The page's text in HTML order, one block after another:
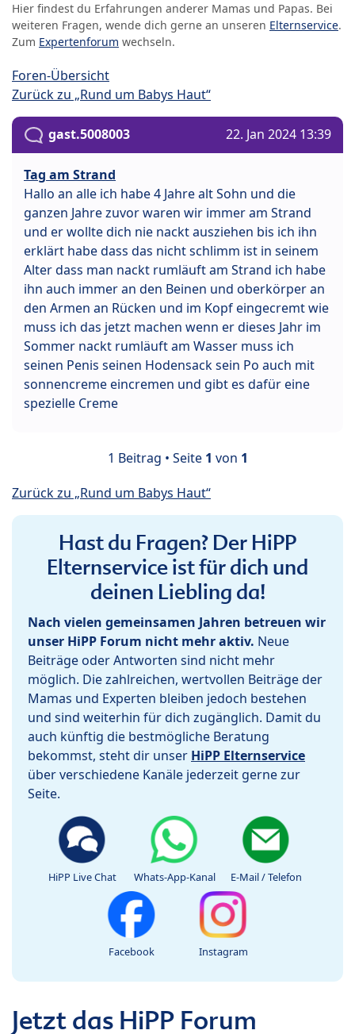
Hier findest du Erfahrungen anderer Mamas und Papas. Bei
weiteren Fragen, wende dich gerne an unseren Elternservice.
Zum Expertenforum wechseln.
Foren-Übersicht
Zurück zu „Rund um Babys Haut“
gast.5008003 22. Jan 2024 13:39
Tag am Strand
Hallo an alle ich habe 4 Jahre alt Sohn und die
ganzen Jahre zuvor waren wir immer am Strand
und er wollte dich nie nackt ausziehen bis ich ihn
erklärt habe dass das nicht schlimm ist in seinem
Alter dass man nackt rumläuft am Strand ich habe
ihn auch immer an den Beinen und oberkörper an
den Armen an Rücken und im Kopf eingecremt wie
muss ich das jetzt machen wenn er dieses Jahr im
Sommer nackt rumläuft am Wasser muss ich
seinen Penis seinen Hodensack sein Po auch mit
sonnencreme eincremen und gibt es dafür eine
spezielle Creme
1 Beitrag • Seite 1 von 1
Zurück zu „Rund um Babys Haut“
Hast du Fragen? Der HiPP
Elternservice ist für dich und
deinen Liebling da!
Nach vielen gemeinsamen Jahren betreuen wir
unser HiPP Forum nicht mehr aktiv. Neue
Beiträge oder Antworten sind nicht mehr
möglich. Die zahlreichen, wertvollen Beiträge der
Mamas und Experten bleiben jedoch bestehen
und sind weiterhin für dich zugänglich. Damit du
auch künftig die bestmögliche Beratung
bekommst, steht dir unser HiPP Elternservice
über verschiedene Kanäle jederzeit gerne zur
Seite.
HiPP Live Chat Whats-App-Kanal E-Mail / Telefon
Facebook Instagram
Jetzt das HiPP Forum